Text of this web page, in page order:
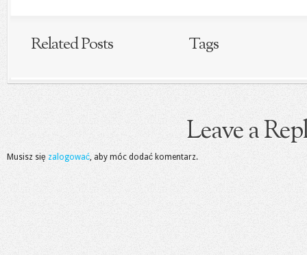
Related Posts Tags
Leave a
Musisz się zalogować, aby móc dodać komentarz.